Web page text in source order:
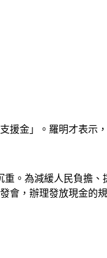
援金」。羅明才表示
。為減緩人民負擔
會，辦理發放現金的